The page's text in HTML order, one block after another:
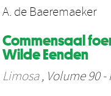
A. de Baeremaeker
Commensaal
Wilde Eenden
Limosa, Volume 90 -